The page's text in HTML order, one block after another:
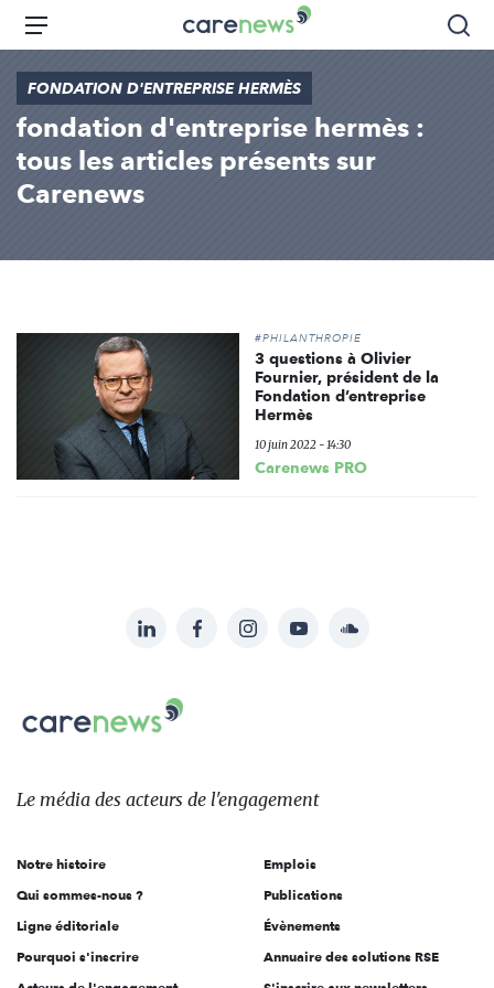
Aller
principal
Carenews,
Le
média
des
acteurs
de
l'engagement
Menu
FONDATION D'ENTREPRISE HERMÈS
fondation d'entreprise hermès :
tous les articles présents sur
Carenews
#PHILANTHROPIE
3 questions à Olivier
Fournier, président de la
Fondation d’entreprise
Hermès
10 juin 2022 - 14:30
Carenews PRO
sur:
LinkedInFacebookInstagramYouTubeSoundcloud
Carenews,
Le
des
l'engagement
Le média des acteurs de l'engagement
Notre histoire
Qui sommes-nous ?
Ligne éditoriale
Pourquoi s'inscrire
Emplois
Publications
Évènements
Annuaire des solutions RSE